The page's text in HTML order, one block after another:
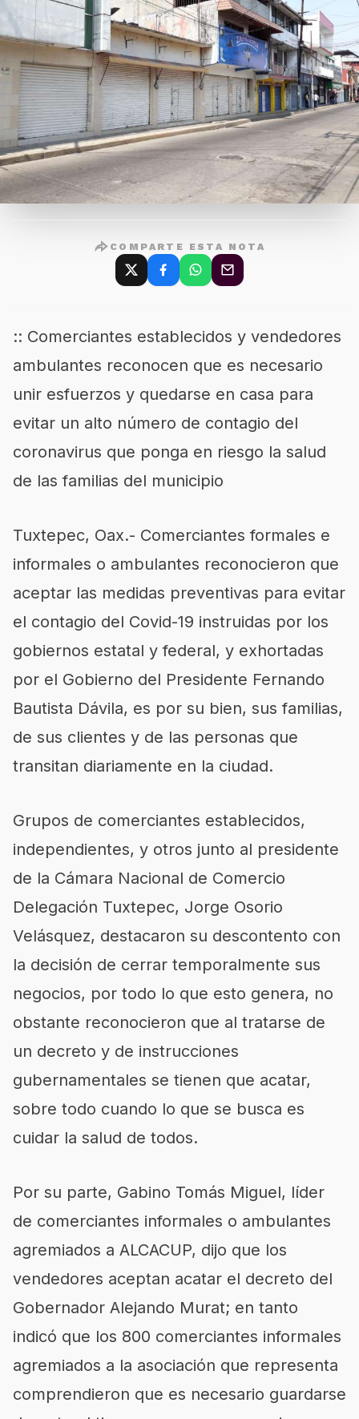
COMPARTE ESTA NOTA
:: Comerciantes establecidos y vendedores
ambulantes reconocen que es necesario
unir esfuerzos y quedarse en casa para
evitar un alto número de contagio del
coronavirus que ponga en riesgo la salud
de las familias del municipio
Tuxtepec, Oax.- Comerciantes formales e
informales o ambulantes reconocieron que
aceptar las medidas preventivas para evitar
el contagio del Covid-19 instruidas por los
gobiernos estatal y federal, y exhortadas
por el Gobierno del Presidente Fernando
Bautista Dávila, es por su bien, sus familias,
de sus clientes y de las personas que
transitan diariamente en la ciudad.
Grupos de comerciantes establecidos,
independientes, y otros junto al presidente
de la Cámara Nacional de Comercio
Delegación Tuxtepec, Jorge Osorio
Velásquez, destacaron su descontento con
la decisión de cerrar temporalmente sus
negocios, por todo lo que esto genera, no
obstante reconocieron que al tratarse de
un decreto y de instrucciones
gubernamentales se tienen que acatar,
sobre todo cuando lo que se busca es
cuidar la salud de todos.
Por su parte, Gabino Tomás Miguel, líder
de comerciantes informales o ambulantes
agremiados a ALCACUP, dijo que los
vendedores aceptan acatar el decreto del
Gobernador Alejando Murat; en tanto
indicó que los 800 comerciantes informales
agremiados a la asociación que representa
comprendieron que es necesario guardarse